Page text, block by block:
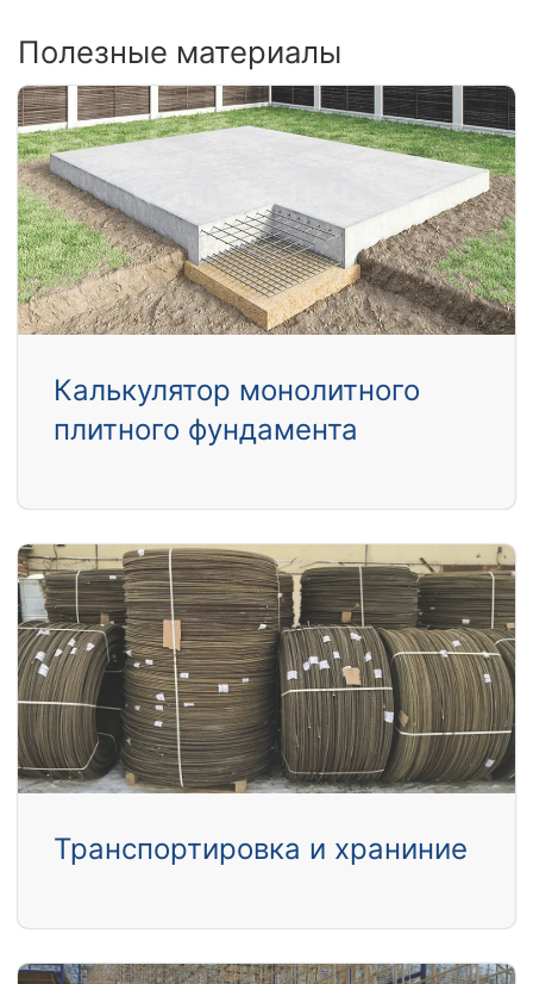
Полезные материалы
Калькулятор монолитного
плитного фундамента
Транспортировка и храниние